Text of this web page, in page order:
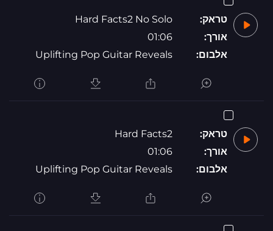
טראק:
Hard Facts2 No Solo
אורך:
01:06
אלבום:
Uplifting Pop Guitar Reveals
טראק:
Hard Facts2
אורך:
01:06
אלבום:
Uplifting Pop Guitar Reveals